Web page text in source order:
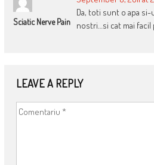
Sciatic Nerve Pain
Da, toti sunt o apa
nostri…si cat mai facil
LEAVE A REPLY